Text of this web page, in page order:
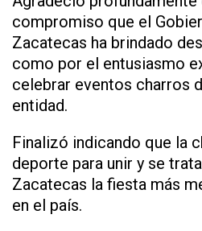
compromiso que el
Zacatecas ha brindado
como por el entusiasmo
celebrar eventos charros
entidad.
Finalizó indicando que la
deporte para unir y se
Zacatecas la fiesta más
en el país.